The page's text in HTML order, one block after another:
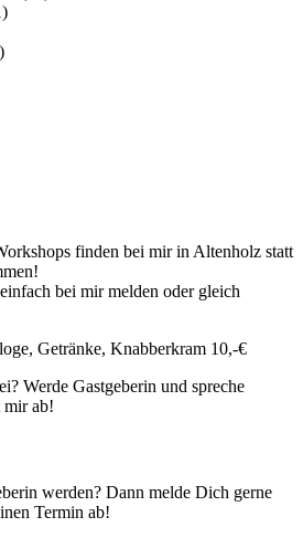
finden bei mir in Altenholz statt
bei mir melden oder gleich
Getränke, Knabberkram 10,-€
Werde Gastgeberin und spreche
mir ab!
werden? Dann melde Dich gerne
Termin ab!